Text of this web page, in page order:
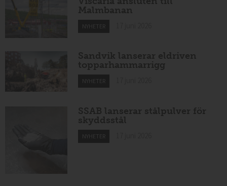
Malmbanan
NYHETER
Sandvik lanserar eldriven
topparhammarrigg
NYHETER
SSAB lanserar stålpulver för
skyddsstål
NYHETER